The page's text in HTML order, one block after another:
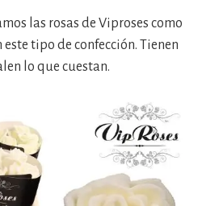
las rosas de Viproses como
tipo de confección. Tienen
lo que cuestan.